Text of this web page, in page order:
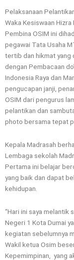
Pelaksanaan
Waka Kesiswaan Hizra
Pembina OSIM ini
pegawai Tata Usaha
tertib dan hikmat yang
dengan Pembacaan
Indonesia Raya dan
pengucapan janji,
OSIM dari pengurus
pelantikan dan
photo bersama tepat
Kepala Madrasah
Lembaga sekolah
Pertama ini belajar
yang baik dan dapat
kehidupan.
“Hari ini saya melantik
Negeri 1 Kota Dumai
kegiatan sebelumnya
Wakil ketua Osim
Kepemimpinan, yang